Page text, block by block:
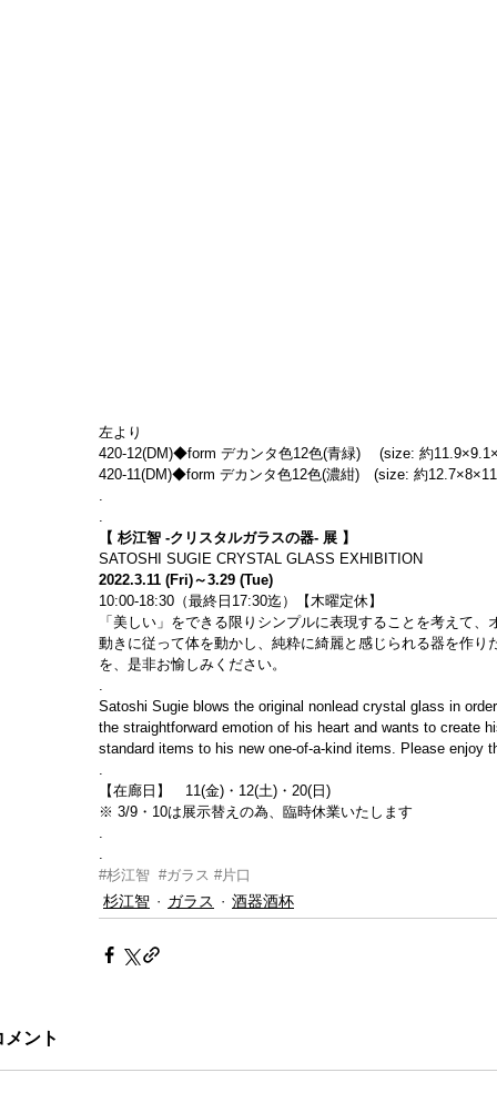
左より
420-12(DM)◆form デカンタ色12色(青緑) 　(size: 約
420-11(DM)◆form デカンタ色12色(濃紺)　(size: 約
【 杉江智 -クリスタルガラスの器- 展 】
SATOSHI SUGIE CRYSTAL GLASS EXHIBITION
2022.3.11 (Fri)～3.29 (Tue)
10:00-18:30（最終日17:30迄）【木曜定休】
「美しい」をできる限りシンプルに表現することを考えて
動きに従って体を動かし、純粋に綺麗と感じられる器を作
を、是非お愉しみください。
Satoshi Sugie blows the original nonlead crystal glass in
the straightforward emotion of his heart and wants to create
standard items to his new one-of-a-kind items. Please enjoy
【在廊日】　11(金)・12(土)・20(日)
※ 3/9・10は展示替えの為、臨時休業いたします
#杉江智 #ガラス #片口
杉江智 ガラス 酒器酒杯
メント